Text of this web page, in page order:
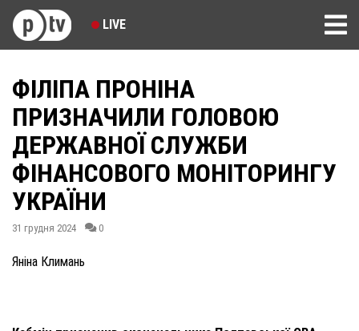
LIVE
ФІЛІПА ПРОНІНА
ПРИЗНАЧИЛИ ГОЛОВОЮ
ДЕРЖАВНОЇ СЛУЖБИ
ФІНАНСОВОГО МОНІТОРИНГУ
УКРАЇНИ
31 грудня 2024 0
Яніна Климань